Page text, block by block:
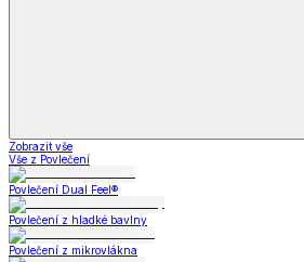
Zobrazit vše
Vše z Povlečení
Povlečení Dual Feel®
Povlečení z hladké bavlny
Povlečení z mikrovlákna